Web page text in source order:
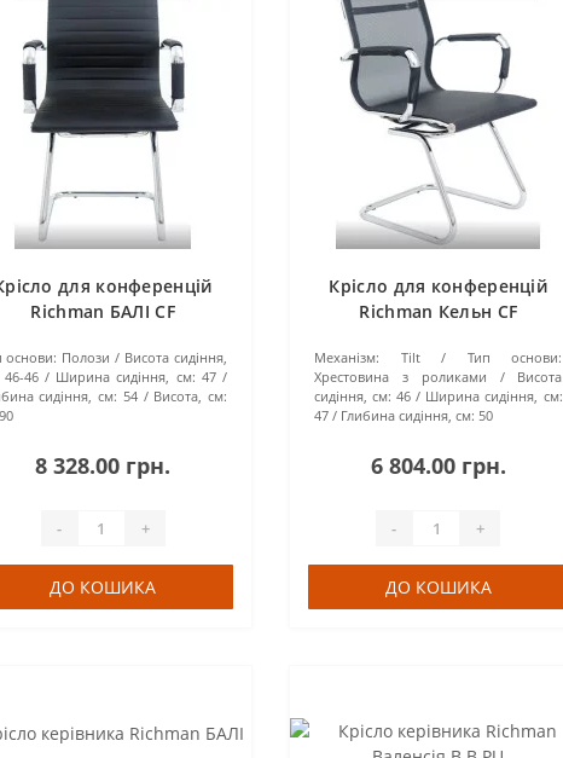
для конференцій
Richman БАЛІ CF
основи: Полози
Висота сидіння,
46-46 Ширина сидіння, см: 47
сидіння, см: 54
Висота, см:
8 328.00 грн.
- +
ДО КОШИКА
Крісло для конференцій
Richman Кельн CF
Механізм: Tilt
Тип основи:
Хрестовина з роликами
Висота
сидіння, см: 46
Ширина сидіння, см:
47
Глибина сидіння, см: 50
6 804.00 грн.
- +
ДО КОШИКА